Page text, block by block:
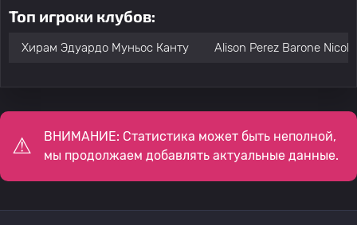
Топ игроки клубов:
Хирам Эдуардо Муньос Канту Alison Perez Barone Nicola
ВНИМАНИЕ: Статистика может быть неполной,
мы продолжаем добавлять актуальные данные.